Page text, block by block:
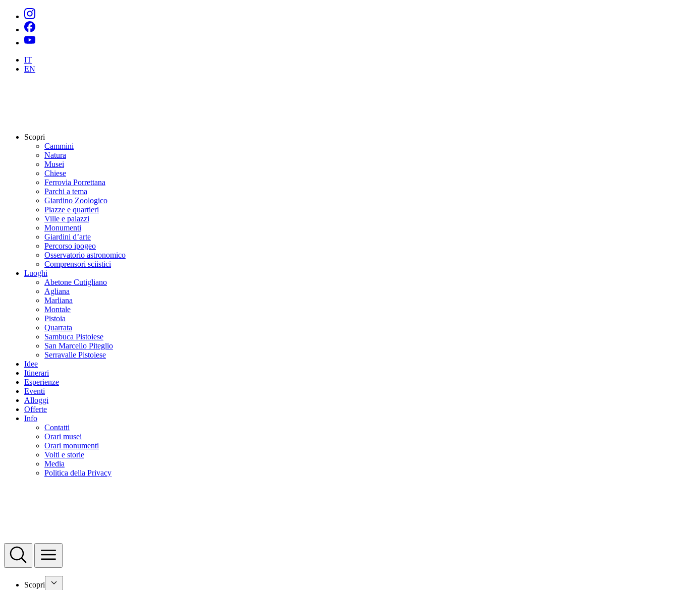
IT
EN
Scopri
Cammini
Natura
Musei
Chiese
Ferrovia Porrettana
Parchi a tema
Giardino Zoologico
Piazze e quartieri
Ville e palazzi
Monumenti
Giardini d’arte
Percorso ipogeo
Osservatorio astronomico
Comprensori sciistici
Luoghi
Abetone Cutigliano
Agliana
Marliana
Montale
Pistoia
Quarrata
Sambuca Pistoiese
San Marcello Piteglio
Serravalle Pistoiese
Idee
Itinerari
Esperienze
Eventi
Alloggi
Offerte
Info
Contatti
Orari musei
Orari monumenti
Volti e storie
Media
Politica della Privacy
Scopri